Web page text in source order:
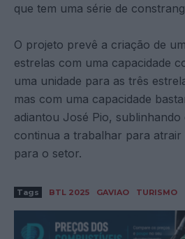
que tem uma série de
O projeto prevê a criação de
estrelas com uma capacidade
uma unidade para as três
mas com uma capacidade
adiantou José Pio,
continua a trabalhar para atrair
para o setor.
Tags BTL 2025 GAVIAO TURISMO